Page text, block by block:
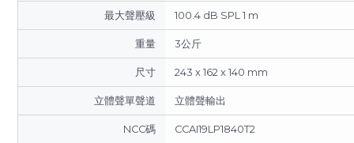
最大聲壓級 100.4 dB SPL 1 m
重量 3公斤
尺寸 243 x 162 x 140 mm
立體聲單聲道 立體聲輸出
NCC碼 CCAI19LP1840T2